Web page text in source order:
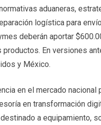
aduaneras,
logística para
deberán aportar
En versiones
y México.
en el mercado nacional
en transformación
a equipamiento,